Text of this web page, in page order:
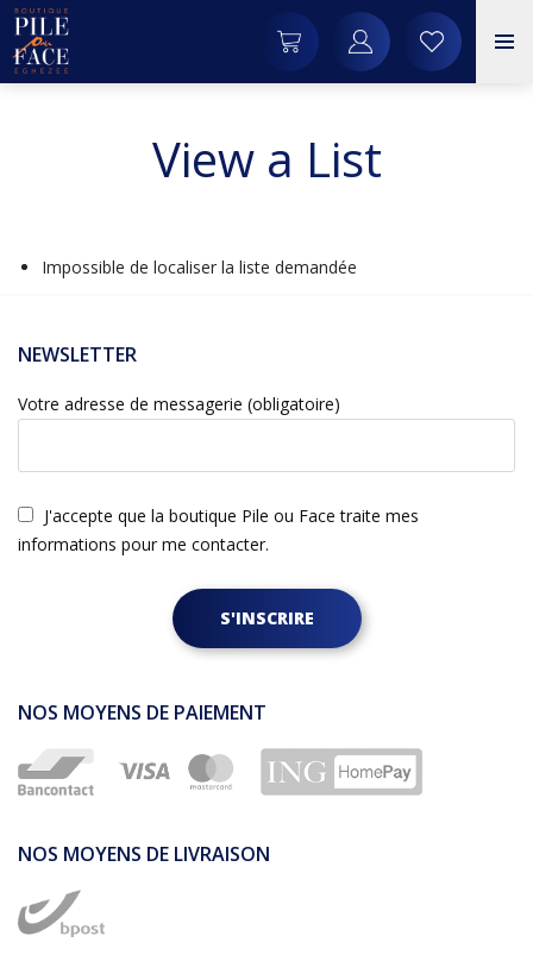
View a List
Impossible de localiser la liste demandée
NEWSLETTER
Votre adresse de messagerie (obligatoire)
J'accepte que la boutique Pile ou Face traite mes
informations pour me contacter.
S'INSCRIRE
NOS MOYENS DE PAIEMENT
NOS MOYENS DE LIVRAISON